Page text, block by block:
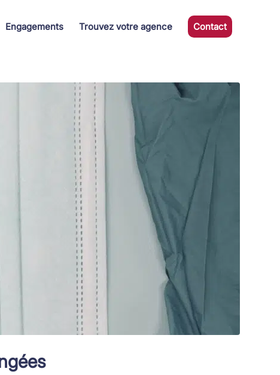
Engagements Trouvez votre agence Contact